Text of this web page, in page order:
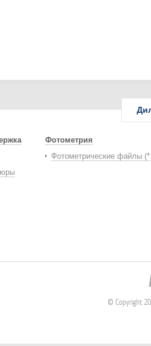
Фотометрия
Фотометрические файлы
© Copyright